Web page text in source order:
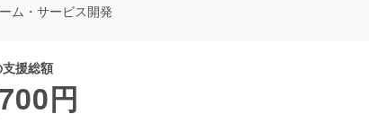
ム・サービス開発
援総額
円